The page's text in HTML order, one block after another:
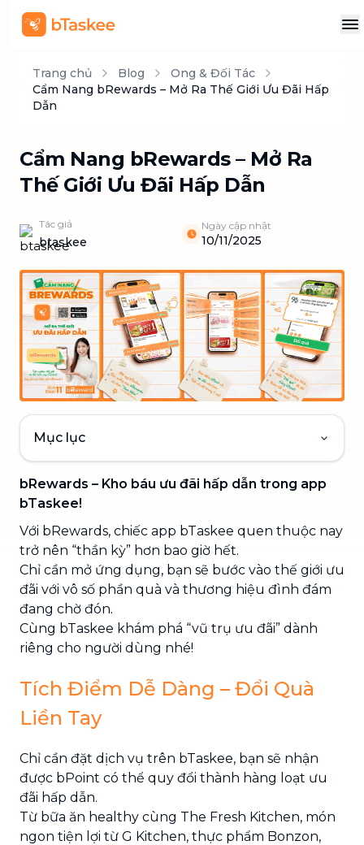
Trang chủ Blog
Ong & Đối Tác
Cẩm Nang bRewards – Mở Ra Thế Giới Ưu Đãi Hấp
Dẫn
Cẩm Nang bRewards – Mở Ra
Thế Giới Ưu Đãi Hấp Dẫn
Tác giả
btaskee
Ngày cập nhật
10/11/2025
Mục lục
bRewards – Kho báu ưu đãi hấp dẫn trong app
bTaskee!
Với bRewards, chiếc app bTaskee quen thuộc nay
trở nên “thần kỳ” hơn bao giờ hết.
Chỉ cần mở ứng dụng, bạn sẽ bước vào thế giới ưu
đãi với vô số phần quà và thương hiệu đình đám
đang chờ đón.
Cùng bTaskee khám phá “vũ trụ ưu đãi” dành
riêng cho người dùng nhé!
Tích Điểm Dễ Dàng – Đổi Quà
Liền Tay
Chỉ cần đặt dịch vụ trên bTaskee, bạn sẽ nhận
được bPoint có thể quy đổi thành hàng loạt ưu
đãi hấp dẫn.
Từ bữa ăn healthy cùng The Fresh Kitchen, món
ngon tiện lợi từ G Kitchen, thực phẩm Bonzon,